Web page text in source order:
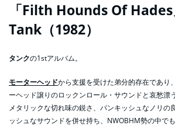
「Filth Hounds Of
Tank（1982）
タンクの1stアルバム。
モーターヘッドから支援を受けた弟分的存在であり
ーヘッド譲りのロックンロール・サウンドと哀愁漂
メタリックな切れ味の鋭さ、パンキッシュなノリの
ッシュなサウンドを併せ持ち、NWOBHM勢の中で